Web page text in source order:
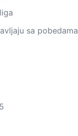
sa pobedama